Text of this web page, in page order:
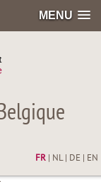
MENU
FR| NL| DE EN